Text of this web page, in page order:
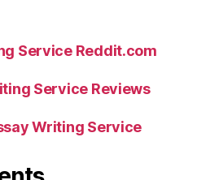
Service Reddit.com
Service Reviews
Writing Service